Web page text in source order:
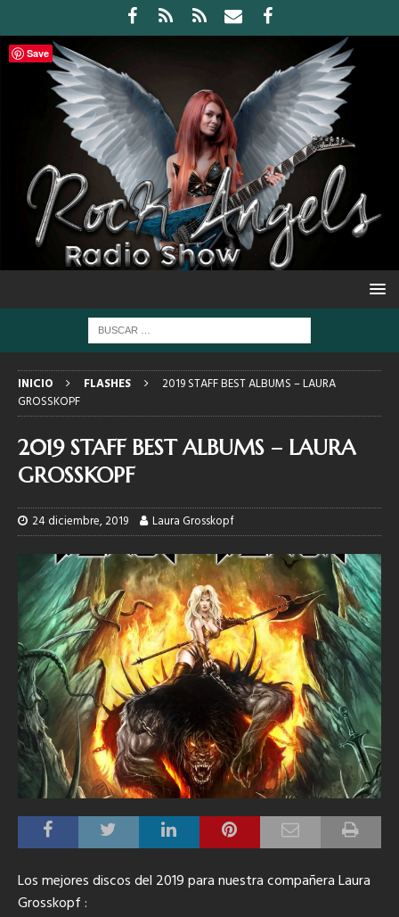
INICIO FLASHES
2019 STAFF BEST ALBUMS – LAURA
GROSSKOPF
2019 STAFF BEST ALBUMS – LAURA
GROSSKOPF
24 diciembre, 2019 Laura Grosskopf
Los mejores discos del 2019 para nuestra compañera Laura
Grosskopf:
Save